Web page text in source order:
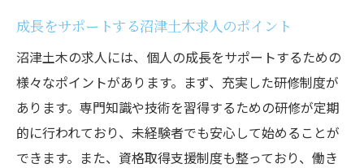
成長をサポートする沼津土木求人のポイント
沼津土木の求人には、個人の成長をサポートするための
様々なポイントがあります。まず、充実した研修制度が
あります。専門知識や技術を習得するための研修が定期
的に行われており、未経験者でも安心して始めることが
できます。また、資格取得支援制度も整っており、働き